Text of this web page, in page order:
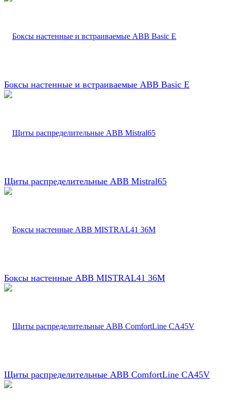
Боксы настенные и встраиваемые ABB Basic E
Щиты распределительные ABB Mistral65
Боксы настенные ABB MISTRAL41 36М
Щиты распределительные ABB ComfortLine CA45V